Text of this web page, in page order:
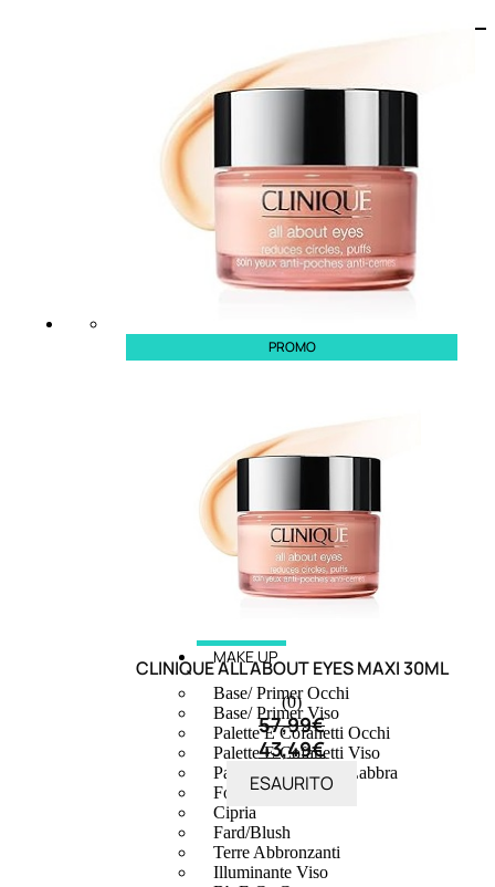
MAKE UP
Base/ Primer Occhi
Base/ Primer Viso
Palette E Cofanetti Occhi
Palette E Cofanetti Viso
Palette E Cofanetti Labbra
Fondotinta
Cipria
Fard/Blush
Terre Abbronzanti
Illuminante Viso
PROMO
CLINIQUE ALL ABOUT EYES MAXI 30ML
(0)
57,99€
43,49€
ESAURITO